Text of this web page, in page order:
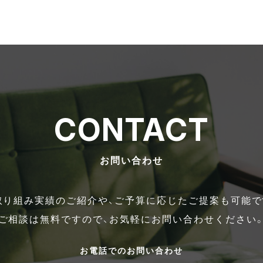
CONTACT
お問い合わせ
組み実績のご紹介や、ご予算に応じたご提案も可能
相談は無料ですので、お気軽にお問い合わせください
お電話でのお問い合わせ